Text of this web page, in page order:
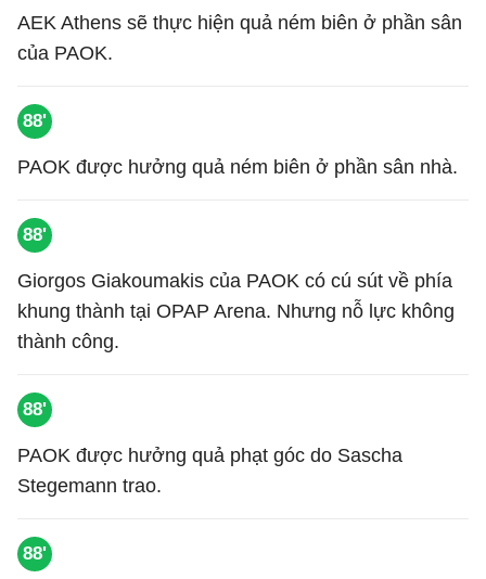
AEK Athens sẽ thực hiện quả ném biên ở phần sân
của PAOK.
88'
PAOK được hưởng quả ném biên ở phần sân nhà.
88'
Giorgos Giakoumakis của PAOK có cú sút về phía
khung thành tại OPAP Arena. Nhưng nỗ lực không
thành công.
88'
PAOK được hưởng quả phạt góc do Sascha
Stegemann trao.
88'